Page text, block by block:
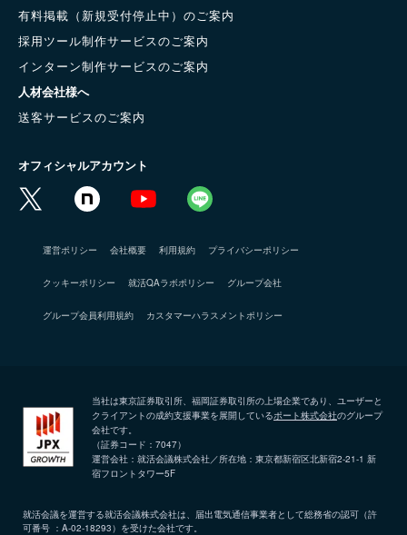
有料掲載（新規受付停止中）のご案内
採用ツール制作サービスのご案内
インターン制作サービスのご案内
人材会社様へ
送客サービスのご案内
オフィシャルアカウント
運営ポリシー 会社概要 利用規約 プライバシーポリシー
クッキーポリシー 就活QAラボポリシー グループ会社
グループ会員利用規約 カスタマーハラスメントポリシー
当社は東京証券取引所、福岡証券取引所の上場企業であり、ユーザーと
クライアントの成約支援事業を展開しているポート株式会社のグループ
会社です。
（証券コード：7047）
運営会社：就活会議株式会社／所在地：東京都新宿区北新宿2-21-1 新
宿フロントタワー5F
就活会議を運営する就活会議株式会社は、届出電気通信事業者として総務省の認可（許
可番号 ：A-02-18293）を受けた会社です。